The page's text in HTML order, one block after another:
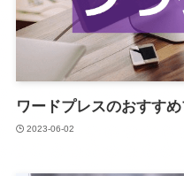
ワードプレスのおすす
2023-06-02